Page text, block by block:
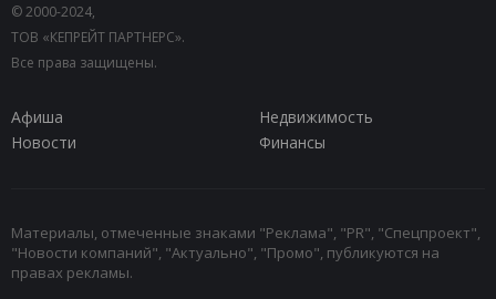
© 2000-2024,
ТОВ «КЕПРЕЙТ ПАРТНЕРС».
Все права защищены.
Афиша
Недвижимость
Новости
Финансы
Материалы, отмеченные знаками "Реклама", "PR", "Спецпроект",
"Новости компаний", "Актуально", "Промо", публикуются на
правах рекламы.